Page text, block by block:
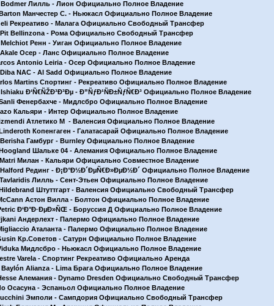
Bodmer Лилль - Лион Официально Полное Владение
Barton Манчестер С. - Ньюкасл Официально Полное Владение
Рекреативо - Малага Официально Свободный Трансфер
Pit Bellinzona - Рома Официально Свободный Трансфер
Melchiot Ренн - Уиган Официально Полное Владение
Akale Осер - Ланс Официально Полное Владение
Antonio Leiria - Осер Официально Полное Владение
Diba NAC - Al Sadd Официально Полное Владение
Martins Спортинг - Рекреативо Официально Полное Владение
Ishiaku Ð‘Ñ€ÑŽÐ³Ð³Ðµ - Ð”ÑƒÐ¹ÑÐ±ÑƒÑ€Ð³ Официально Полное Владение
Sanli Фенербахче - Мидлсбро Официально Полное Владение
Кальяри - Интер Официально Полное Владение
Атлетико М - Валенсия Официально Полное Владение
Linderoth Копенгаген - Галатасарай Официально Полное Владение
Berisha Гамбург - Burnley Официально Полное Владение
Hoogland Шальке 04 - Алемания Официально Полное Владение
Matri Милан - Кальяри Официально Совместное Владение
Halford Рединг - Ð¡Ð°Ð½Ð´ÐµÑ€Ð»ÐµÐ½Ð´ Официально Полное Владение
Tavlaridis Лилль - Сент-Этьен Официально Полное Владение
Hildebrand Штуттгарт - Валенсия Официально Свободный Трансфер
Астон Вилла - Болтон Официально Полное Владение
Ð‘Ð°Ð·ÐµÐ»ÑŒ - Боруссия Д Официально Полное Владение
Андерлехт - Палермо Официально Полное Владение
Аталанта - Палермо Официально Полное Владение
Кр.Советов - Сатурн Официально Полное Владение
Мидлсбро - Ньюкасл Официально Полное Владение
Varela - Спортинг Рекреативо Официально Аренда
Baylón Alianza - Lima Брага Официально Полное Владение
Алемания - Dynamo Dresden Официально Свободный Трансфер
Осасуна - Эспаньол Официально Полное Владение
Эмполи - Сампдория Официально Свободный Трансфер